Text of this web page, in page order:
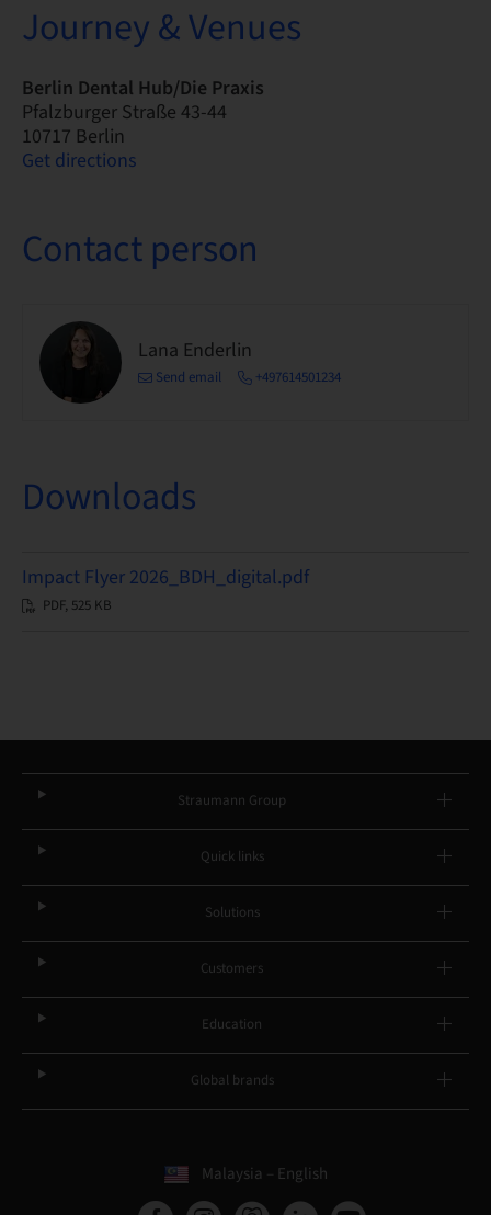
Journey & Venues
Berlin Dental Hub/Die Praxis
Pfalzburger Straße 43-44
10717 Berlin
Get directions
Contact person
Lana Enderlin
Send email +497614501234
Downloads
Impact Flyer 2026_BDH_digital.pdf
PDF, 525 KB
Straumann Group
Quick links
Solutions
Customers
Education
Global brands
Malaysia – English